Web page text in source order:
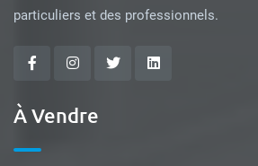
particuliers et des professionnels.
À Vendre